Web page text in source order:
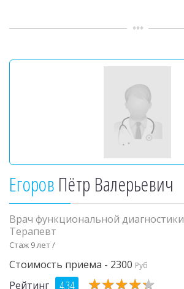
Егоров Пётр Валерьевич
Врач функциональной диагностики
Терапевт
Стаж 9 лет /
Стоимость приема - 2300 Руб
Рейтинг 4.34 ★★★★★
★★★★★